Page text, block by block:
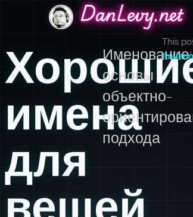
DanLevy.netDanLevy.net
DanLevy.net
имена
для
вещей
Именование:
основы
объектно-
подхода
This